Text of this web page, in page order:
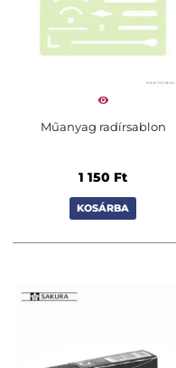
Műanyag radírsablon
1 150 Ft
KOSÁRBA